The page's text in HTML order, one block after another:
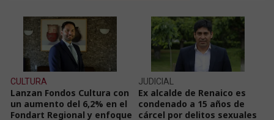
CULTURA
Lanzan Fondos Cultura con
un aumento del 6,2% en el
Fondart Regional y enfoque
JUDICIAL
Ex alcalde de Renaico es
condenado a 15 años de
cárcel por delitos sexuales